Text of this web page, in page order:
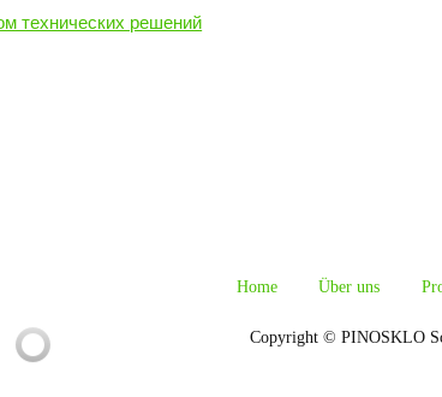
технических решений
Home Über uns
Copyright © PINOSKLO